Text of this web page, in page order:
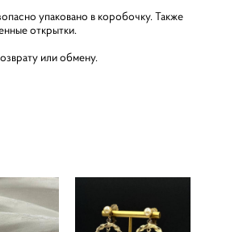
упаковано в коробочку. Также
открытки.
или обмену.